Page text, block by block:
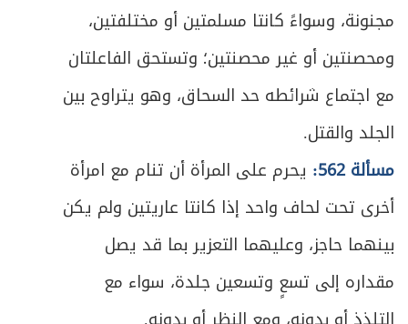
مجنونة، وسواءً كانتا مسلمتين أو مختلفتين،
ومحصنتين أو غير محصنتين؛ وتستحق الفاعلتان
مع اجتماع شرائطه حد السحاق، وهو يتراوح بين
الجلد والقتل.
مسألة 562:
يحرم على المرأة أن تنام مع امرأة
أخرى تحت لحاف واحد إذا كانتا عاريتين ولم يكن
بينهما حاجز، وعليهما التعزير بما قد يصل
مقداره إلى تسعٍ وتسعين جلدة، سواء مع